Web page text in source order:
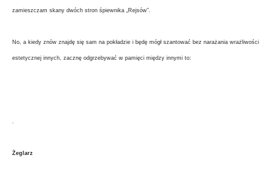
zamieszczam skany dwóch stron śpiewnika „Rejsów”.
No, a kiedy znów znajdę się sam na pokładzie i będę mógł szantować bez narażania wrażliwości
estetycznej innych, zacznę odgrzebywać w pamięci między innymi to:
.
Żeglarz